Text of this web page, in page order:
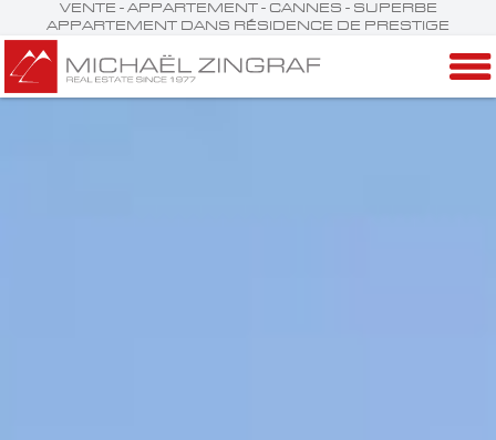
VENTE - APPARTEMENT - CANNES - SUPERBE
APPARTEMENT DANS RÉSIDENCE DE PRESTIGE